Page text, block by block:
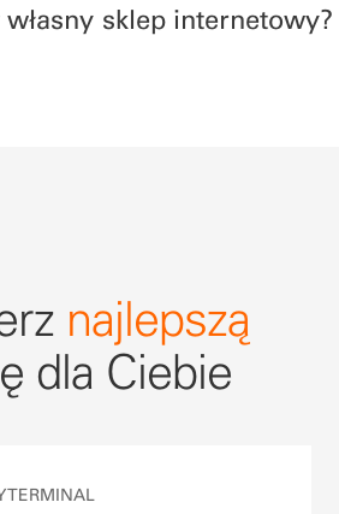
sklep internetowy?
najlepszą
dla Ciebie
TERMINAL